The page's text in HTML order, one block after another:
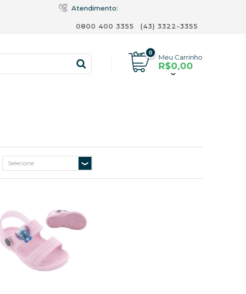
Atendimento:
0800 400 3355 (43) 3322-3355
0
Meu Carrinho
R$0,00